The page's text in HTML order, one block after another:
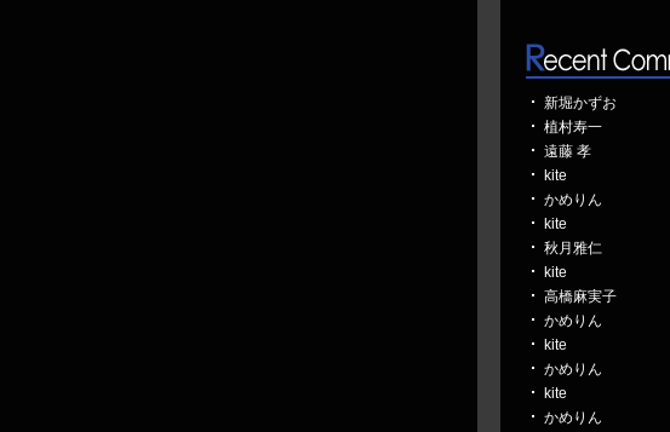
新堀かずお
植村寿一
遠藤 孝
kite
かめりん
kite
秋月雅仁
kite
高橋麻実子
かめりん
kite
かめりん
kite
かめりん